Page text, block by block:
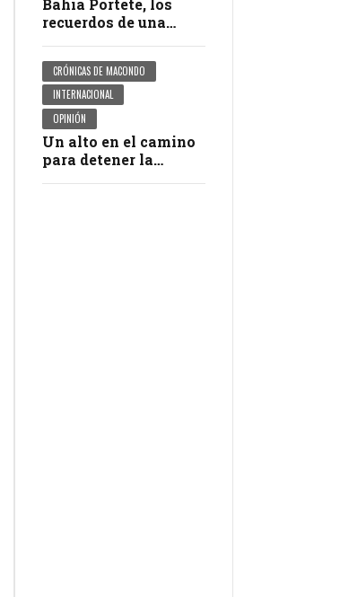
recuerdos de una
impunidad
CRÓNICAS DE MACONDO
INTERNACIONAL
OPINIÓN
Un alto en el camino
para detener la